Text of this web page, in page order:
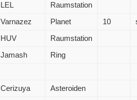
LEL
Raumstation
Varnazez Planet 10
HUV
Raumstation
Jamash
Ring
Cerizuya
Asteroiden